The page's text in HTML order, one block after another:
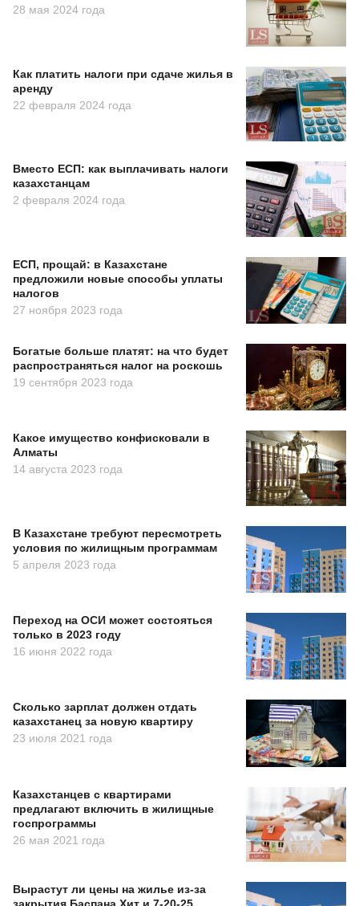
28 мая 2024 года
Как платить налоги при сдаче жилья в
аренду
22 февраля 2024 года
Вместо ЕСП: как выплачивать налоги
казахстанцам
2 февраля 2024 года
ЕСП, прощай: в Казахстане
предложили новые способы уплаты
налогов
27 ноября 2023 года
Богатые больше платят: на что будет
распространяться налог на роскошь
19 сентября 2023 года
Какое имущество конфисковали в
Алматы
14 августа 2023 года
В Казахстане требуют пересмотреть
условия по жилищным программам
5 апреля 2023 года
Переход на ОСИ может состояться
только в 2023 году
16 июня 2022 года
Сколько зарплат должен отдать
казахстанец за новую квартиру
23 июля 2021 года
Казахстанцев с квартирами
предлагают включить в жилищные
госпрограммы
26 мая 2021 года
Вырастут ли цены на жилье из-за